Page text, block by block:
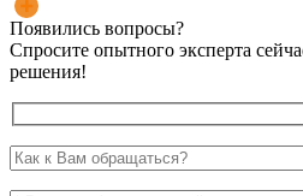
Появились вопросы?
Спросите опытного эксперта
решения!